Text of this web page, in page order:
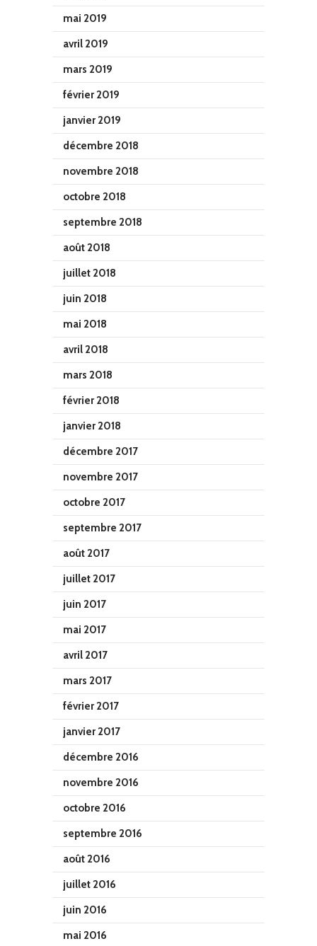
mai 2019
avril 2019
mars 2019
février 2019
janvier 2019
décembre 2018
novembre 2018
octobre 2018
septembre 2018
août 2018
juillet 2018
juin 2018
mai 2018
avril 2018
mars 2018
février 2018
janvier 2018
décembre 2017
novembre 2017
octobre 2017
septembre 2017
août 2017
juillet 2017
juin 2017
mai 2017
avril 2017
mars 2017
février 2017
janvier 2017
décembre 2016
novembre 2016
octobre 2016
septembre 2016
août 2016
juillet 2016
juin 2016
mai 2016